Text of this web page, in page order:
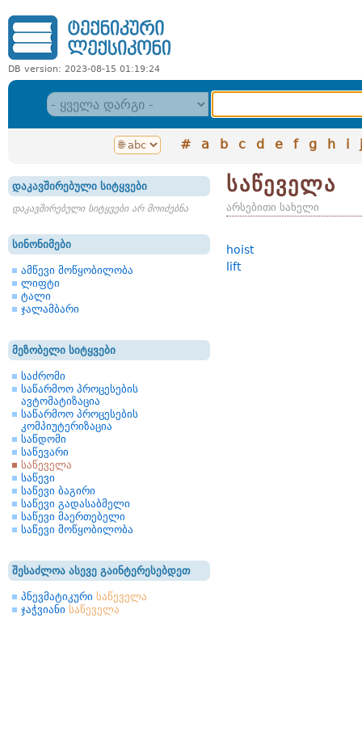
DB version: 2023-08-15 01:19:24
# a b c d e f g h i j
დაკავშირებული სიტყვები
დაკავშირებული სიტყვები არ მოიძებნა
სინონიმები
ამწევი მოწყობილობა
ლიფტი
ტალი
ჯალამბარი
მეზობელი სიტყვები
საძრომი
საწარმოო პროცესების
ავტომატიზაცია
საწარმოო პროცესების
კომპიუტერიზაცია
საწდომი
საწევარი
საწეველა
საწევი
საწევი ბაგირი
საწევი გადასაბმელი
საწევი მაერთებელი
საწევი მოწყობილობა
შესაძლოა ასევე გაინტერესებდეთ
პნევმატიკური საწეველა
ჯაჭვიანი საწეველა
საწეველა
არსებითი სახელი
hoist
lift